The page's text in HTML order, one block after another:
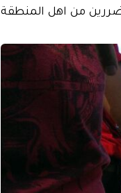
من اهل المنطقة